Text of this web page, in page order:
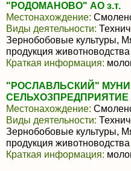
"РОДОМАНОВО" АО з.т.
Местонахождение:
Виды деятельности:
Зернобобовые культуры,
продукция животноводства
Краткая информация:
"РОСЛАВЛЬСКИЙ"
СЕЛЬХОЗПРЕДПРИЯТИЕ
Местонахождение:
Виды деятельности:
Зернобобовые культуры,
продукция животноводства
Краткая информация: